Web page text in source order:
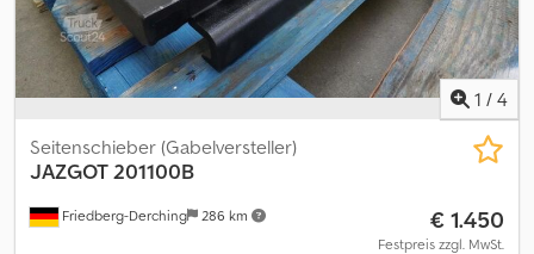
1 / 4
Friedberg-Derching 286 km
Seitenschieber (Gabelversteller)
JAZGOT201100B
€ 1.450
Festpreis zzgl. MwSt.